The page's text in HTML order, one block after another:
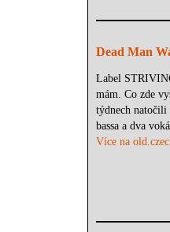
Dead Man
Label
mám. Co zde
týdnech natočili
bassa a dva
Více na